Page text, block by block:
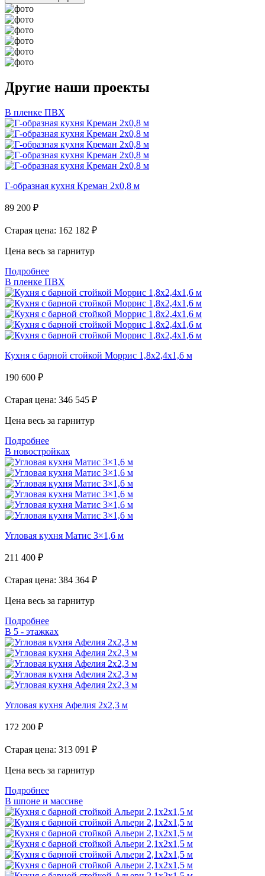
Другие наши проекты
В пленке ПВХ
Г-образная кухня Креман 2х0,8 м
89 200 ₽
Старая цена: 162 182 ₽
Цена весь за гарнитур
Подробнее
В пленке ПВХ
Кухня с барной стойкой Моррис 1,8х2,4х1,6 м
190 600 ₽
Старая цена: 346 545 ₽
Цена весь за гарнитур
Подробнее
В новостройках
Угловая кухня Матис 3×1,6 м
211 400 ₽
Старая цена: 384 364 ₽
Цена весь за гарнитур
Подробнее
В 5 - этажках
Угловая кухня Афелия 2х2,3 м
172 200 ₽
Старая цена: 313 091 ₽
Цена весь за гарнитур
Подробнее
В шпоне и массиве